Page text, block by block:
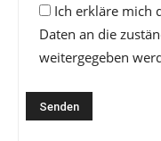
Ich erkläre mich
Daten an die
weitergegeben